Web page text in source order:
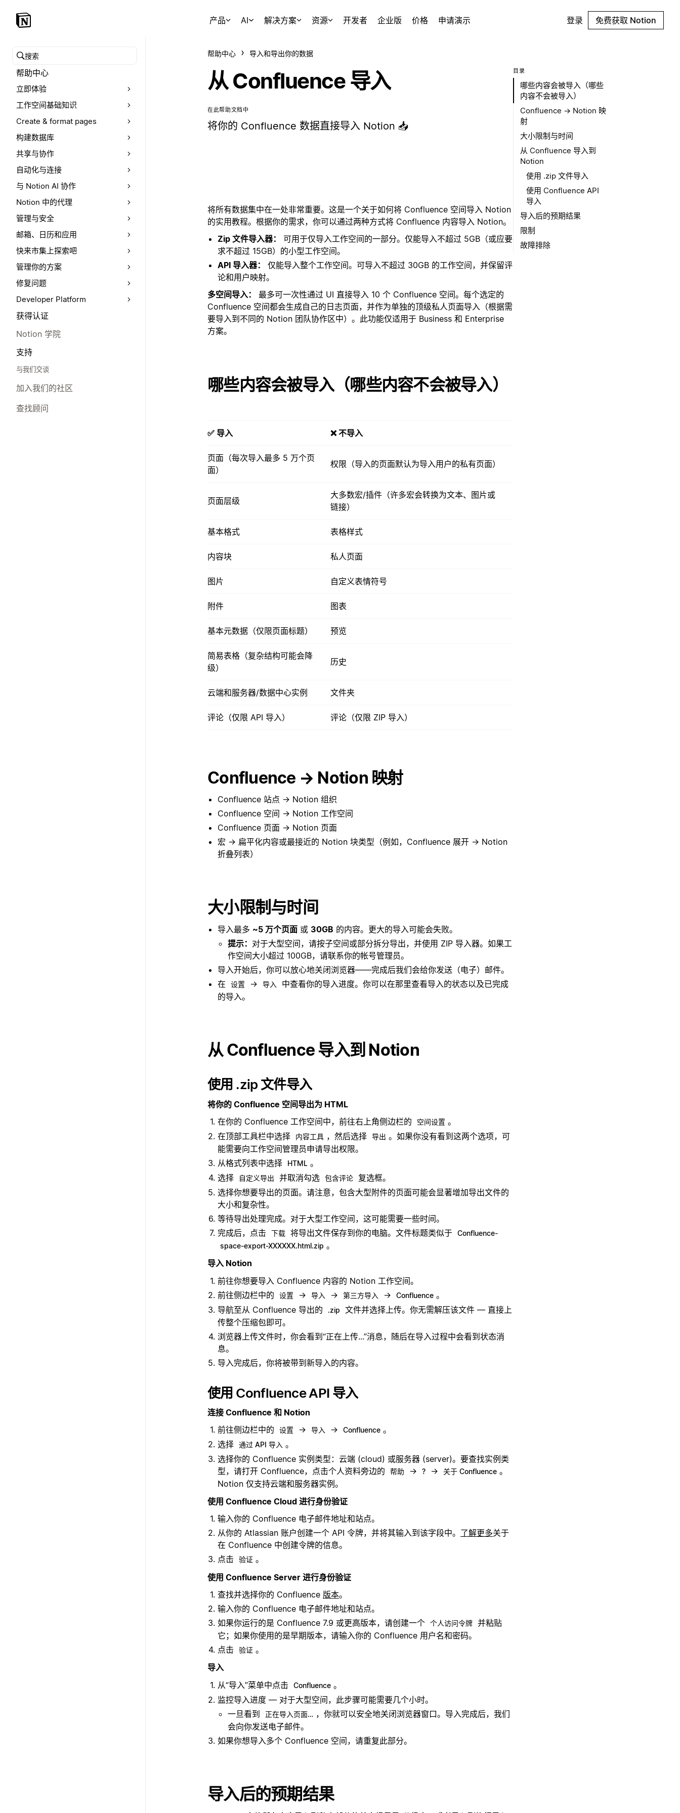
产品 AI 解决方案 资源 开发者 企业版 价格 申请演示 登录 免费获取 Notion
搜索帮助中心
帮助中心
立即体验
工作空间基础知识
Create & format pages
构建数据库
共享与协作
自动化与连接
与 Notion AI 协作
Notion 中的代理
管理与安全
邮箱、日历和应用
快来市集上探索吧
管理你的方案
修复问题
Developer Platform
获得认证
Notion 学院
支持
与我们交谈
加入我们的社区
查找顾问
帮助中心 导入和导出你的数据
从 Confluence 导入
在此帮助文档中
将你的 Confluence 数据直接导入 Notion 📥
将所有数据集中在一处非常重要。这是一个关于如何将 Confluence 空间导入 Notion
的实用教程。根据你的需求，你可以通过两种方式将 Confluence 内容导入 Notion。
Zip 文件导入器：
可用于仅导入工作空间的一部分。仅能导入不超过 5GB（或应要
求不超过 15GB）的小型工作空间。
API 导入器：
仅能导入整个工作空间。可导入不超过 30GB 的工作空间，并保留评
论和用户映射。
多空间导入：
最多可一次性通过 UI 直接导入 10 个 Confluence 空间。每个选定的
Confluence 空间都会生成自己的日志页面，并作为单独的顶级私人页面导入（根据需
要导入到不同的 Notion 团队协作区中）。此功能仅适用于 Business 和 Enterprise
方案。
哪些内容会被导入（哪些内容不会被导入）
✅ 导入 ❌ 不导入
页面（每次导入最多 5 万个页
面）
权限（导入的页面默认为导入用户的私有页面）
页面层级
大多数宏/插件（许多宏会转换为文本、图片或
链接）
基本格式 表格样式
内容块 私人页面
图片 自定义表情符号
附件 图表
基本元数据（仅限页面标题） 预览
简易表格（复杂结构可能会降
级）
历史
云端和服务器/数据中心实例 文件夹
评论（仅限 API 导入） 评论（仅限 ZIP 导入）
Confluence → Notion 映射
Confluence 站点 → Notion 组织
Confluence 空间 → Notion 工作空间
Confluence 页面 → Notion 页面
宏 → 扁平化内容或最接近的 Notion 块类型（例如，Confluence 展开 → Notion
折叠列表）
大小限制与时间
导入最多 ~5 万个页面 或 30GB 的内容。更大的导入可能会失败。
提示： 对于大型空间，请按子空间或部分拆分导出，并使用 ZIP 导入器。如果工
作空间大小超过 100GB，请联系你的帐号管理员。
导入开始后，你可以放心地关闭浏览器——完成后我们会给你发送（电子）邮件。
在
设置 → 导入
中查看你的导入进度。你可以在那里查看导入的状态以及已完成
的导入。
从 Confluence 导入到 Notion
使用 .zip 文件导入
将你的 Confluence 空间导出为 HTML
在你的 Confluence 工作空间中，前往右上角侧边栏的
空间设置 。
在顶部工具栏中选择
内容工具 ，然后选择 导出 。如果你没有看到这两个选项，可
能需要向工作空间管理员申请导出权限。
从格式列表中选择
HTML 。
选择
自定义导出 并取消勾选 包含评论
复选框。
选择你想要导出的页面。请注意，包含大型附件的页面可能会显著增加导出文件的
大小和复杂性。
等待导出处理完成。对于大型工作空间，这可能需要一些时间。
完成后，点击
下载 将导出文件保存到你的电脑。文件标题类似于 Confluence-
space-export-XXXXXX.html.zip 。
导入 Notion
前往你想要导入 Confluence 内容的 Notion 工作空间。
前往侧边栏中的
设置 → 导入 → 第三方导入 → Confluence 。
导航至从 Confluence 导出的
.zip
文件并选择上传。你无需解压该文件 — 直接上
传整个压缩包即可。
浏览器上传文件时，你会看到“正在上传...”消息，随后在导入过程中会看到状态消
息。
导入完成后，你将被带到新导入的内容。
使用 Confluence API 导入
连接 Confluence 和 Notion
前往侧边栏中的
设置 → 导入 → Confluence 。
选择 通过 API 导入 。
选择你的 Confluence 实例类型：云端 (cloud) 或服务器 (server)。要查找实例类
型，请打开 Confluence，点击个人资料旁边的
帮助 → ? → 关于 Confluence 。
Notion 仅支持云端和服务器实例。
使用 Confluence Cloud 进行身份验证
输入你的 Confluence 电子邮件地址和站点。
从你的 Atlassian 账户创建一个 API 令牌，并将其输入到该字段中。 了解更多关于
在 Confluence 中创建令牌的信息。
点击
验证 。
使用 Confluence Server 进行身份验证
查找并选择你的 Confluence 版本。
输入你的 Confluence 电子邮件地址和站点。
如果你运行的是 Confluence 7.9 或更高版本，请创建一个 个人访问令牌 并粘贴
它；如果你使用的是早期版本，请输入你的 Confluence 用户名和密码。
点击
验证 。
导入
从“导入”菜单中点击
Confluence 。
监控导入进度 — 对于大型空间，此步骤可能需要几个小时。
一旦看到
正在导入页面… ，你就可以安全地关闭浏览器窗口。导入完成后，我们
会向你发送电子邮件。
如果你想导入多个 Confluence 空间，请重复此部分。
导入后的预期结果
目录
哪些内容会被导入（哪些
内容不会被导入）
Confluence → Notion 映
射
大小限制与时间
从 Confluence 导入到
Notion
使用 .zip 文件导入
使用 Confluence API
导入
导入后的预期结果
限制
故障排除